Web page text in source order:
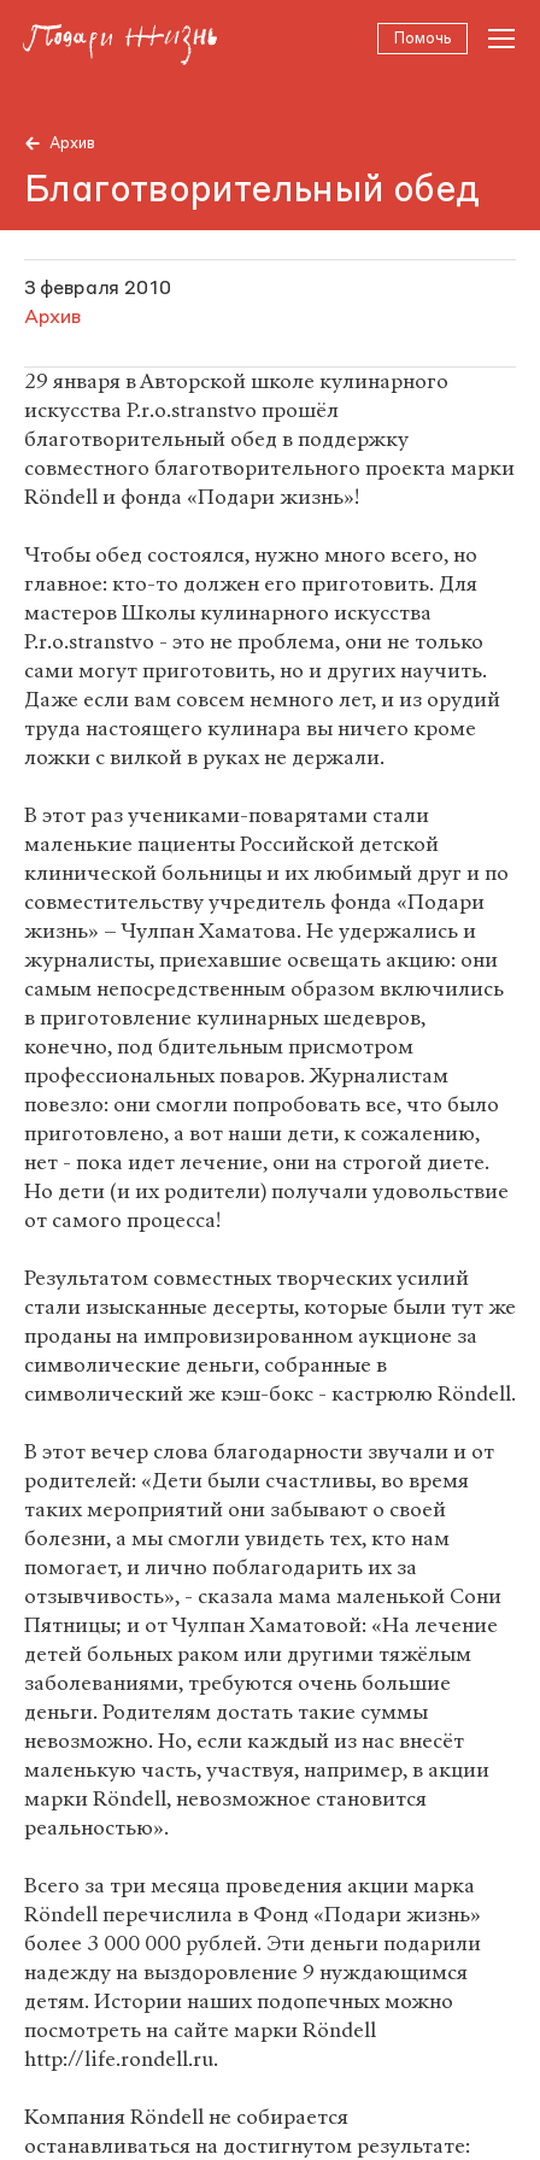
Помочь
Архив
Благотворительный обед
3 февраля 2010
Архив
29 января в Авторской школе кулинарного
искусства P.r.o.stranstvo прошёл
благотворительный обед в поддержку
совместного благотворительного проекта марки
Röndell и фонда «Подари жизнь»!
Чтобы обед состоялся, нужно много всего, но
главное: кто-то должен его приготовить. Для
мастеров Школы кулинарного искусства
P.r.o.stranstvo - это не проблема, они не только
сами могут приготовить, но и других научить.
Даже если вам совсем немного лет, и из орудий
труда настоящего кулинара вы ничего кроме
ложки с вилкой в руках не держали.
В этот раз учениками-поварятами стали
маленькие пациенты Российской детской
клинической больницы и их любимый друг и по
совместительству учредитель фонда «Подари
жизнь» – Чулпан Хаматова. Не удержались и
журналисты, приехавшие освещать акцию: они
самым непосредственным образом включились
в приготовление кулинарных шедевров,
конечно, под бдительным присмотром
профессиональных поваров. Журналистам
повезло: они смогли попробовать все, что было
приготовлено, а вот наши дети, к сожалению,
нет - пока идет лечение, они на строгой диете.
Но дети (и их родители) получали удовольствие
от самого процесса!
Результатом совместных творческих усилий
стали изысканные десерты, которые были тут же
проданы на импровизированном аукционе за
символические деньги, собранные в
символический же кэш-бокс - кастрюлю Röndell.
В этот вечер слова благодарности звучали и от
родителей: «Дети были счастливы, во время
таких мероприятий они забывают о своей
болезни, а мы смогли увидеть тех, кто нам
помогает, и лично поблагодарить их за
отзывчивость», - сказала мама маленькой Сони
Пятницы; и от Чулпан Хаматовой: «На лечение
детей больных раком или другими тяжёлым
заболеваниями, требуются очень большие
деньги. Родителям достать такие суммы
невозможно. Но, если каждый из нас внесёт
маленькую часть, участвуя, например, в акции
марки Röndell, невозможное становится
реальностью».
Всего за три месяца проведения акции марка
Röndell перечислила в Фонд «Подари жизнь»
более 3 000 000 рублей. Эти деньги подарили
надежду на выздоровление 9 нуждающимся
детям. Истории наших подопечных можно
посмотреть на сайте марки Röndell
http://life.rondell.ru.
Компания Röndell не собирается
останавливаться на достигнутом результате: